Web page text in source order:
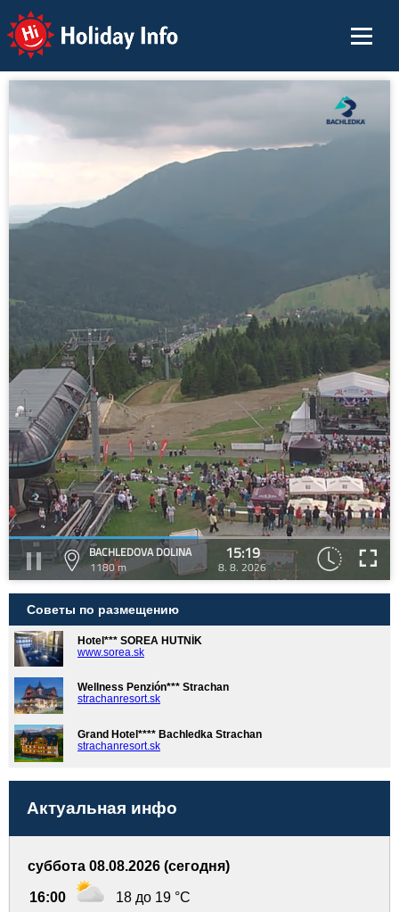
Holiday Info
BACHLEDOVA DOLINA
1180 m
15:19
8. 8. 2026
Советы по размещению
Hotel*** SOREA HUTNÍK
www.sorea.sk
Wellness Penzión*** Strachan
strachanresort.sk
Grand Hotel**** Bachledka Strachan
strachanresort.sk
Актуальная инфо
суббота 08.08.2026 (сегодня)
16:00 18 до 19 °C